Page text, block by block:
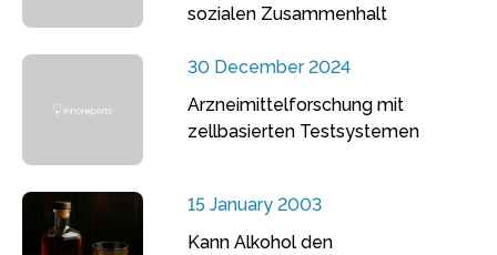
sozialen Zusammenhalt
30 December 2024
Arzneimittelforschung mit
zellbasierten Testsystemen
15 January 2003
Kann Alkohol den